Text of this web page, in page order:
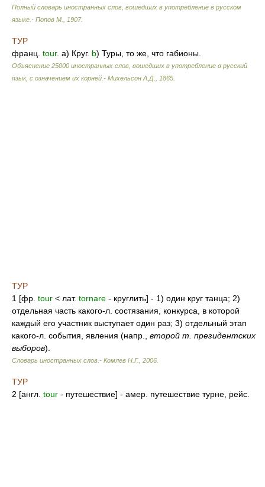
Полный словарь иностранных слов, вошедших в употребление в русском
языке.- Попов М.
1907.
ТУР
франц. tour. а) Круг. b) Туры, то же, что габионы.
Объяснение 25000 иностранных слов, вошедших в употребление в русский
язык, с означением их корней.- Михельсон А.Д.
1865
ТУР
1 [фр. tour < лат. tornare - круглить] - 1) один круг танца; 2)
отдельная часть какого-л. состязания, конкурса, в которой
каждый его участник выступает один раз; 3) отдельный этап
какого-л. события, явления (напр., второй т. президентских
выборов).
Словарь иностранных слов.- Комлев Н.Г. 2006
ТУР
2 [англ. tour - путешествие] - амер. путешествие турне, рейс.